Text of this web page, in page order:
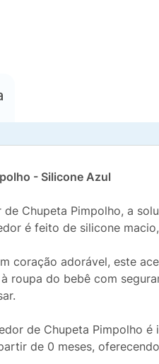
- Silicone Azul
Chupeta Pimpolho, a
é feito de silicone
coração adorável, este
roupa do bebê com
de Chupeta Pimpolho
de 0 meses,